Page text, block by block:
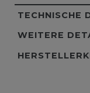
TECHNISCHE
WEITERE